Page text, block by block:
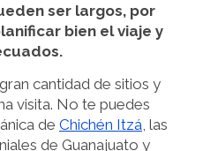
ser largos, por
bien el viaje y
cantidad de sitios y
visita. No te puedes
de Chichén Itzá , las
de Guanajuato y